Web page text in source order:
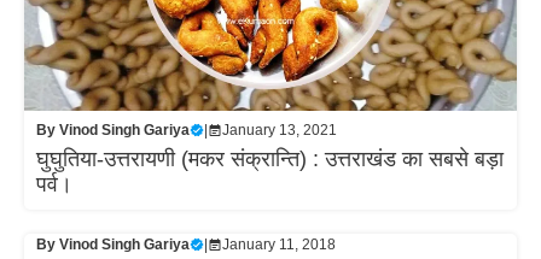
By Vinod Singh Gariya | January 13, 2021
घुघुतिया-उत्तरायणी (मकर संक्रान्ति) : उत्तराखंड का सबसे बड़ा
पर्व।
By Vinod Singh Gariya | January 11, 2018